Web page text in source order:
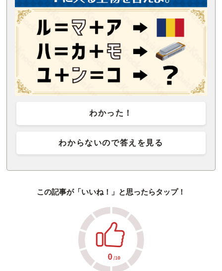
わかった！
わからないので答えを見る
この記事が「いいね！」と思ったらタップ！